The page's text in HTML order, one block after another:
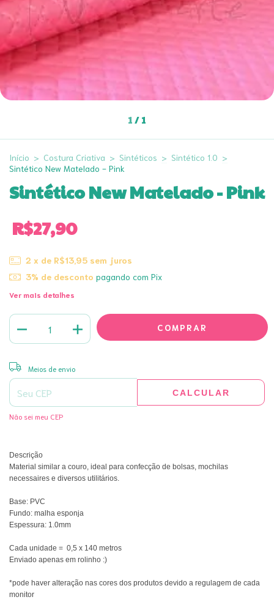
1/1
Início > Costura Criativa > Sintéticos > Sintético 1.0 >
Sintético New Matelado - Pink
Sintético New Matelado - Pink
R$27,90
2 x de R$13,95 sem juros
3% de desconto pagando com Pix
Ver mais detalhes
Entregas para o CEP:
Meios de envio
CALCULAR
Não sei meu CEP
Descrição
Material similar a couro, ideal para confecção de bolsas, mochilas
necessaires e diversos utilitários.
Base: PVC
Fundo: malha esponja
Espessura: 1.0mm
Cada unidade =  0,5 x 140 metros
Enviado apenas em rolinho :)
*pode haver alteração nas cores dos produtos devido a regulagem de cada
monitor